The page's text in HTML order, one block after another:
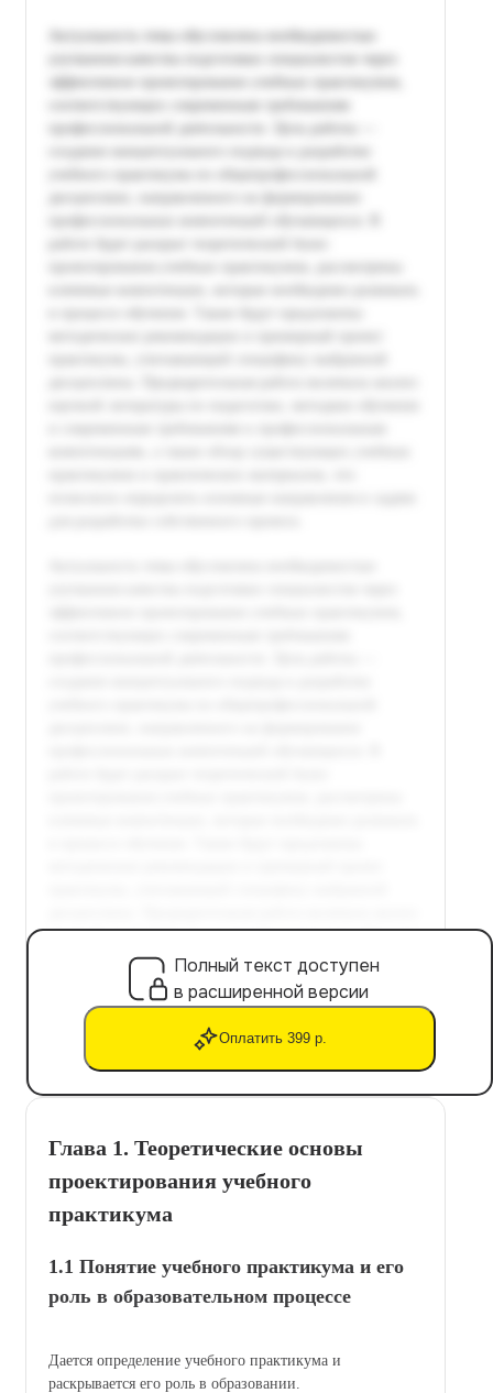
Полный текст доступен
в расширенной версии
Оплатить 399 р.
Глава 1. Теоретические основы
проектирования учебного
практикума
1.1 Понятие учебного практикума и его
роль в образовательном процессе
Дается определение учебного практикума и
раскрывается его роль в образовании.